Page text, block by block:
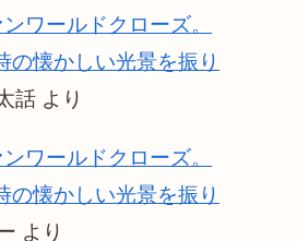
ワールドクローズ。
の懐かしい光景を振り
話 より
ワールドクローズ。
の懐かしい光景を振り
より